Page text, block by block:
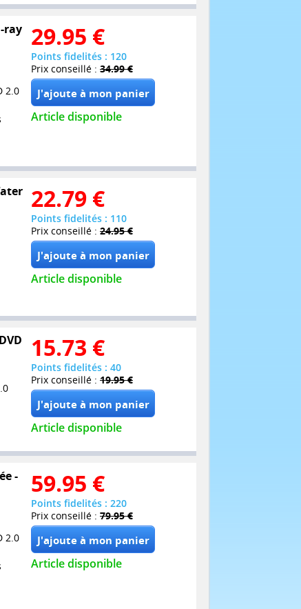
ray
2.0
29.95 €
Points fidelités : 120
Prix conseillé : 34.99 €
Article disponible
22.79 €
Points fidelités : 110
Prix conseillé : 24.95 €
Article disponible
15.73 €
Points fidelités : 40
Prix conseillé : 19.95 €
Article disponible
-
2.0
59.95 €
Points fidelités : 220
Prix conseillé : 79.95 €
Article disponible